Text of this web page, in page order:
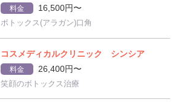
料金 16,500円〜
ボトックス(アラガン)口角
コスメディカルクリニック シンシア
料金 26,400円〜
笑顔のボトックス治療